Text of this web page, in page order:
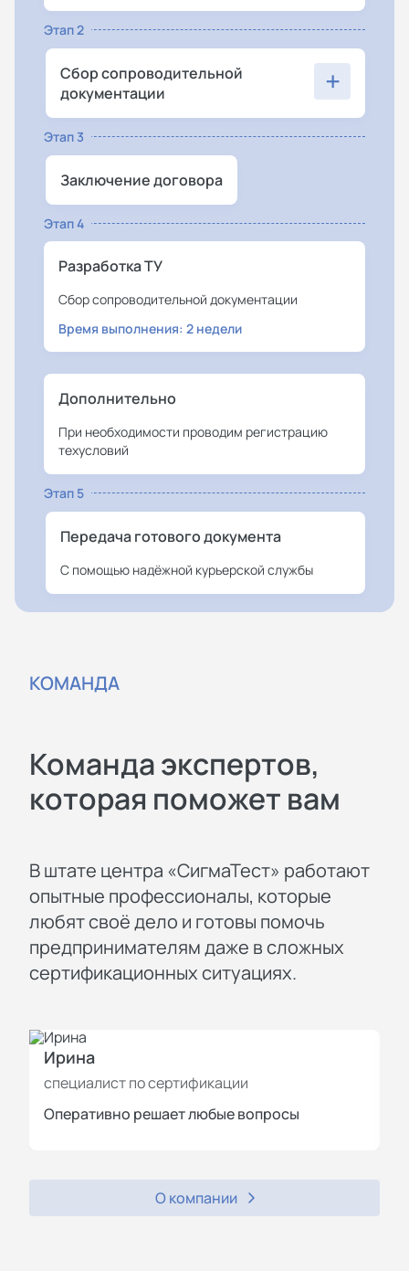
Этап 2
Сбор сопроводительной
документации
+
Этап 3
Заключение договора
Этап 4
Разработка ТУ
Сбор сопроводительной документации
Время выполнения: 2 недели
Дополнительно
При необходимости проводим регистрацию
техусловий
Этап 5
Передача готового документа
С помощью надёжной курьерской службы
КОМАНДА
Команда экспертов,
которая поможет вам
В штате центра «СигмаТест» работают
опытные профессионалы, которые
любят своё дело и готовы помочь
предпринимателям даже в сложных
сертификационных ситуациях.
Ирина
специалист по сертификации
Оперативно решает любые вопросы
О компании